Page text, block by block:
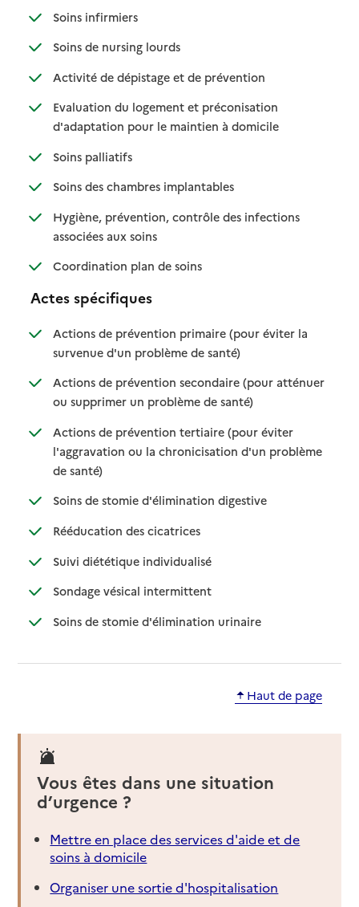
Soins infirmiers: disponible
: non disponible
Soins de nursing lourds: disponible
: non disponible
Activité de dépistage et de prévention: disponible
: non disponible
Evaluation du logement et préconisation
d'adaptation pour le maintien à domicile: disponible
: non disponible
Soins palliatifs: disponible
: non disponible
Soins des chambres implantables: disponible
: non disponible
Hygiène, prévention, contrôle des infections
associées aux soins: disponible
: non disponible
Coordination plan de soins: disponible
: non disponible
Actes spécifiques
Actions de prévention primaire (pour éviter la
survenue d'un problème de santé): disponible
: non disponible
Actions de prévention secondaire (pour atténuer
ou supprimer un problème de santé): disponible
: non disponible
Actions de prévention tertiaire (pour éviter
l'aggravation ou la chronicisation d'un problème
de santé): disponible
: non disponible
Soins de stomie d'élimination digestive: disponible
: non disponible
Rééducation des cicatrices: disponible
: non disponible
Suivi diététique individualisé: disponible
: non disponible
Sondage vésical intermittent: disponible
: non disponible
Soins de stomie d'élimination urinaire: disponible
: non disponible
Haut de page
Vous êtes dans une situation
d’urgence ?
Mettre en place des services d'aide et de
soins à domicile
Organiser une sortie d'hospitalisation